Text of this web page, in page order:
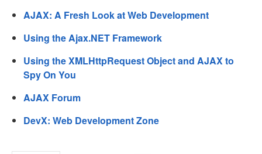
AJAX: A Fresh Look at Web Development
Using the Ajax.NET Framework
Using the XMLHttpRequest Object and AJAX to
Spy On You
AJAX Forum
DevX: Web Development Zone